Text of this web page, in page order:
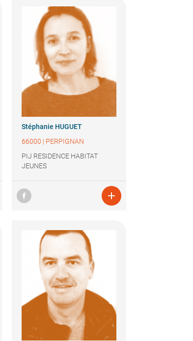
Stéphanie HUGUET
66000 | PERPIGNAN
PIJ RESIDENCE HABITAT
JEUNES
